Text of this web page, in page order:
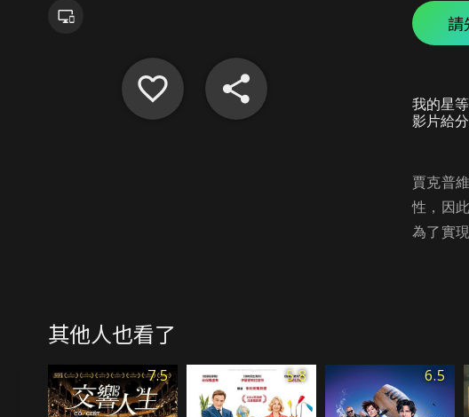
請
我的星等
影片給分
賈克普
性，因
為了實
其他人也看了
7.5 5.8 6.5